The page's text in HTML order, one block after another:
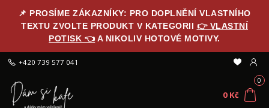
📌 PROSÍME ZÁKAZNÍKY: PRO DOPLNĚNÍ VLASTNÍHO
TEXTU ZVOLTE PRODUKT V KATEGORII 👉 VLASTNÍ
POTISK 👈 A NIKOLIV HOTOVÉ MOTIVY.
+420 739 577 041
0
0 Kč